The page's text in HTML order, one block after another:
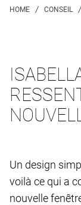
Un design
voilà ce qui a
nouvelle